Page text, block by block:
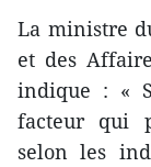
La ministre
et des
indique : «
facteur qui
selon les